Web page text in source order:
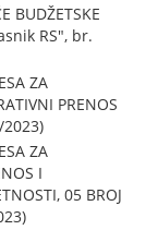
BUDŽETSKE
RS", br.
ZA
PRENOS
2023)
ZA
I
05 BROJ